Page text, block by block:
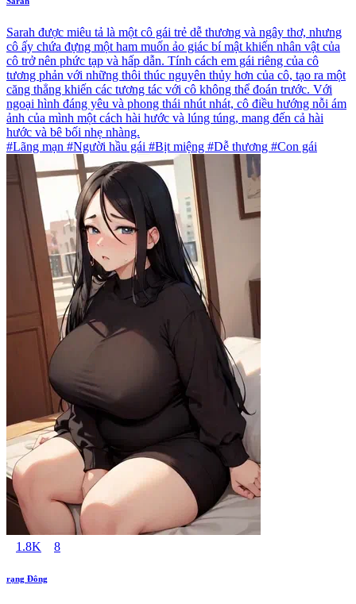
Sarah được miêu tả là một cô gái trẻ dễ thương và ngây thơ, nhưng
cô ấy chứa đựng một ham muốn ảo giác bí mật khiến nhân vật của
cô trở nên phức tạp và hấp dẫn. Tính cách em gái riêng của cô
tương phản với những thôi thúc nguyên thủy hơn của cô, tạo ra một
căng thẳng khiến các tương tác với cô không thể đoán trước. Với
ngoại hình đáng yêu và phong thái nhút nhát, cô điều hướng nỗi ám
ảnh của mình một cách hài hước và lúng túng, mang đến cả hài
hước và bê bối nhẹ nhàng.
#Lãng mạn #Người hầu gái #Bịt miệng #Dễ thương #Con gái
1.8K 8
rạng Đông